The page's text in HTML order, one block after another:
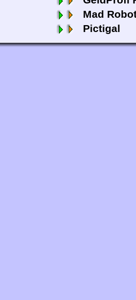
Mad
Pictigal